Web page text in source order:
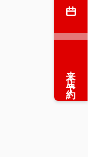
来店予約